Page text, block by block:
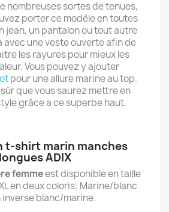
nombreuses sortes de tenues,
porter ce modèle en toutes
jean, un pantalon ou tout autre
avec une veste ouverte afin de
les rayures pour mieux les
Vous pouvez y ajouter
pour une allure marine au top.
que vous saurez mettre en
grâce a ce superbe haut.
t-shirt marin manches
longues ADIX
femmeest disponible en taille
en deux coloris: Marine/blanc
inverse blanc/marine.